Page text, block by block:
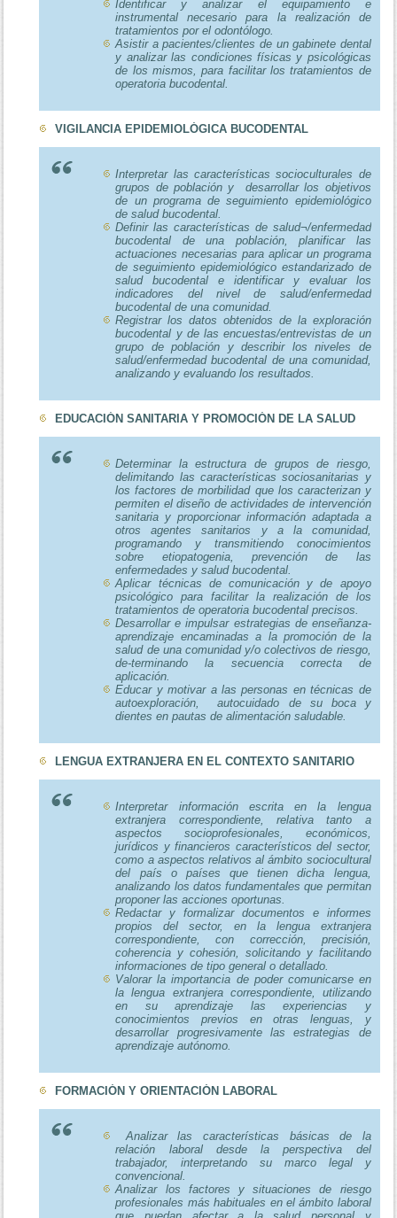
Identificar y analizar el equipamiento e
instrumental necesario para la realización de
tratamientos por el odontólogo.
Asistir a pacientes/clientes de un gabinete dental
y analizar las condiciones físicas y psicológicas
de los mismos, para facilitar los tratamientos de
operatoria bucodental.
VIGILANCIA EPIDEMIOLÓGICA BUCODENTAL
Interpretar las características socioculturales de
grupos de población y desarrollar los objetivos
de un programa de seguimiento epidemiológico
de salud bucodental.
Definir las características de salud¬/enfermedad
bucodental de una población, planificar las
actuaciones necesarias para aplicar un programa
de seguimiento epidemiológico estandarizado de
salud bucodental e identificar y evaluar los
indicadores del nivel de salud/enfermedad
bucodental de una comunidad.
Registrar los datos obtenidos de la exploración
bucodental y de las encuestas/entrevistas de un
grupo de población y describir los niveles de
salud/enfermedad bucodental de una comunidad,
analizando y evaluando los resultados.
EDUCACIÓN SANITARIA Y PROMOCIÓN DE LA SALUD
Determinar la estructura de grupos de riesgo,
delimitando las características sociosanitarias y
los factores de morbilidad que los caracterizan y
permiten el diseño de actividades de intervención
sanitaria y proporcionar información adaptada a
otros agentes sanitarios y a la comunidad,
programando y transmitiendo conocimientos
sobre etiopatogenia, prevención de las
enfermedades y salud bucodental.
Aplicar técnicas de comunicación y de apoyo
psicológico para facilitar la realización de los
tratamientos de operatoria bucodental precisos.
Desarrollar e impulsar estrategias de enseñanza-
aprendizaje encaminadas a la promoción de la
salud de una comunidad y/o colectivos de riesgo,
de-terminando la secuencia correcta de
aplicación.
Educar y motivar a las personas en técnicas de
autoexploración, autocuidado de su boca y
dientes en pautas de alimentación saludable.
LENGUA EXTRANJERA EN EL CONTEXTO SANITARIO
Interpretar información escrita en la lengua
extranjera correspondiente, relativa tanto a
aspectos socioprofesionales, económicos,
jurídicos y financieros característicos del sector,
como a aspectos relativos al ámbito sociocultural
del país o países que tienen dicha lengua,
analizando los datos fundamentales que permitan
proponer las acciones oportunas.
Redactar y formalizar documentos e informes
propios del sector, en la lengua extranjera
correspondiente, con corrección, precisión,
coherencia y cohesión, solicitando y facilitando
informaciones de tipo general o detallado.
Valorar la importancia de poder comunicarse en
la lengua extranjera correspondiente, utilizando
en su aprendizaje las experiencias y
conocimientos previos en otras lenguas, y
desarrollar progresivamente las estrategias de
aprendizaje autónomo.
FORMACIÓN Y ORIENTACIÓN LABORAL
Analizar las características básicas de la
relación laboral desde la perspectiva del
trabajador, interpretando su marco legal y
convencional.
Analizar los factores y situaciones de riesgo
profesionales más habituales en el ámbito laboral